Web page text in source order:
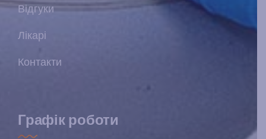
Відгуки
Лікарі
Контакти
Графік роботи